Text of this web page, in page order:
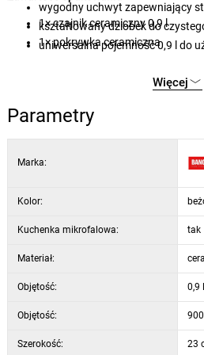
wygodny uchwyt zapewniający
kształtowany dziobek do
uniwersalna pojemność 0,9 l do
1× czajnik ceramiczny 0,9 l
1× pokrywka ceramiczna
Więcej
Parametry
Marka:
Kolor:
Kuchenka mikrofalowa: tak
Materiał:
Objętość: 0,9 l
Objętość:
Szerokość: 23